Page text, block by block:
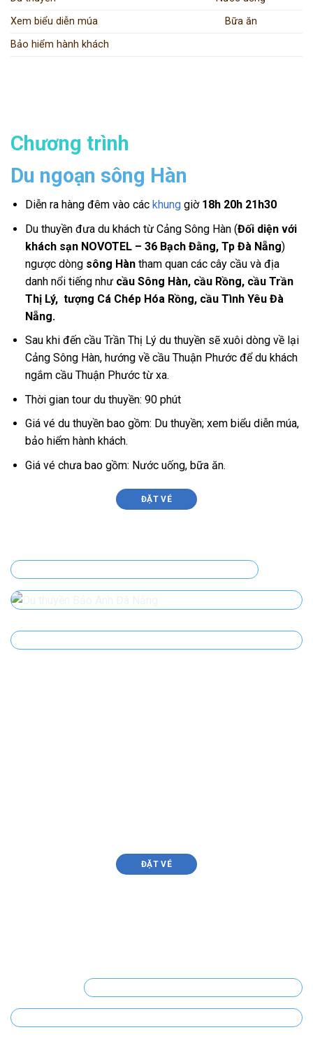
Xem biểu diễn múa
Bữa ăn
Bảo hiểm hành khách
Chương trình
Du ngoạn sông Hàn
Diễn ra hàng đêm vào các khunggiờ 18h 20h 21h30
Du thuyền đưa du khách từ Cảng Sông Hàn (Đối diện với
khách sạn NOVOTEL – 36 Bạch Đằng, Tp Đà Nẵng)
ngược dòng sông Hàntham quan các cây cầu và địa
danh nổi tiếng như cầu Sông Hàn, cầu Rồng, cầu Trần
Thị Lý, tượng Cá Chép Hóa Rồng, cầu Tình Yêu Đà
Nẵng.
Sau khi đến cầu Trần Thị Lý du thuyền sẽ xuôi dòng về lại
Cảng Sông Hàn, hướng về cầu Thuận Phước để du khách
ngắm cầu Thuận Phước từ xa.
Thời gian tour du thuyền: 90 phút
Giá vé du thuyền bao gồm: Du thuyền; xem biểu diễn múa,
bảo hiểm hành khách.
Giá vé chưa bao gồm: Nước uống, bữa ăn.
ĐẶT VÉ
ĐẶT VÉ